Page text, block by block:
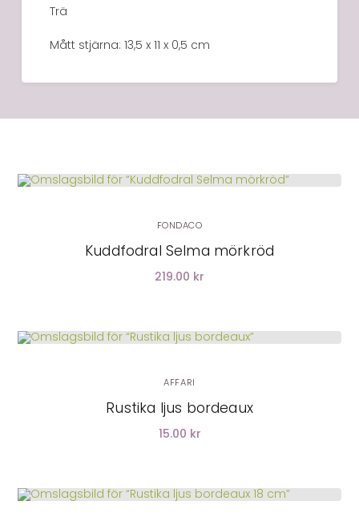
Trä
Mått stjärna: 13,5 x 11 x 0,5 cm
LÄGG I VARUKORG
FONDACO
Kuddfodral Selma mörkröd
219.00 kr
LÄGG I VARUKORG
AFFARI
Rustika ljus bordeaux
15.00 kr
LÄGG I VARUKORG